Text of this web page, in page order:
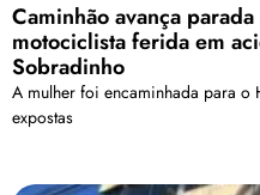
Caminhão avança
motociclista ferida em
Sobradinho
A mulher foi encaminhada para o
expostas